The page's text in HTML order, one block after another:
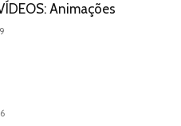
Animações